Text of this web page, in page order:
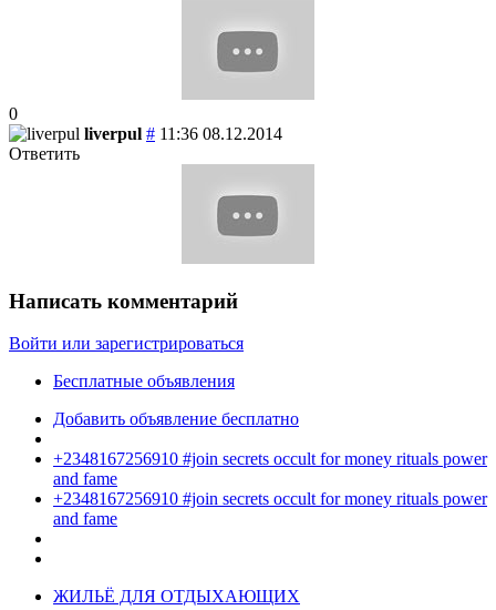
0
liverpul # 11:36 08.12.2014
Ответить
Написать комментарий
Войти или зарегистрироваться
Бесплатные объявления
Добавить объявление бесплатно
+2348167256910 #join secrets occult for money rituals power
and fame
+2348167256910 #join secrets occult for money rituals power
and fame
ЖИЛЬЁ ДЛЯ ОТДЫХАЮЩИХ